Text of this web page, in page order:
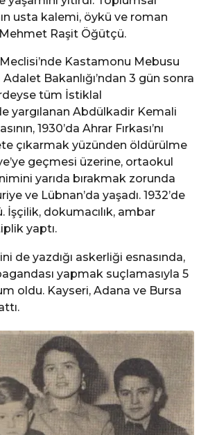
usta kalemi, öykü ve roman
Mehmet Raşit Öğütçü.
Kastamonu Mebusu
Bakanlığı’ndan 3 gün sonra
tüm İstiklal
yargılanan Abdülkadir Kemali
1930’da Ahrar Fırkası’nı
çıkarmak yüzünden öldürülme
geçmesi üzerine, ortaokul
yarıda bırakmak zorunda
ve Lübnan’da yaşadı. 1932’de
İşçilik, dokumacılık, ambar
yaptı.
de yazdığı askerliği esnasında,
yapmak suçlamasıyla 5
oldu. Kayseri, Adana ve Bursa